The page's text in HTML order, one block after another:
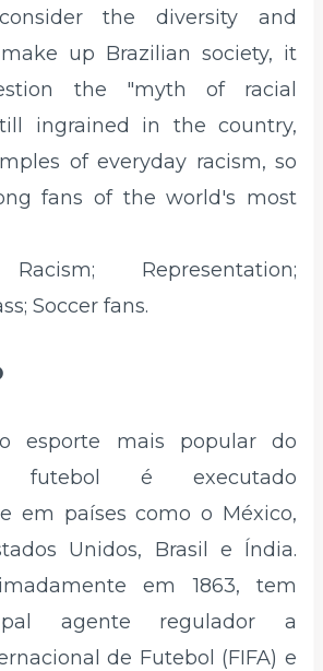
the diversity and
up Brazilian society, it
the "myth of racial
ingrained in the country,
of everyday racism, so
fans of the world's most
Racism; Representation;
Soccer fans.
o esporte mais popular do
futebol é executado
em países como o México,
Unidos, Brasil e Índia.
em 1863, tem
agente regulador a
de Futebol (FIFA) e